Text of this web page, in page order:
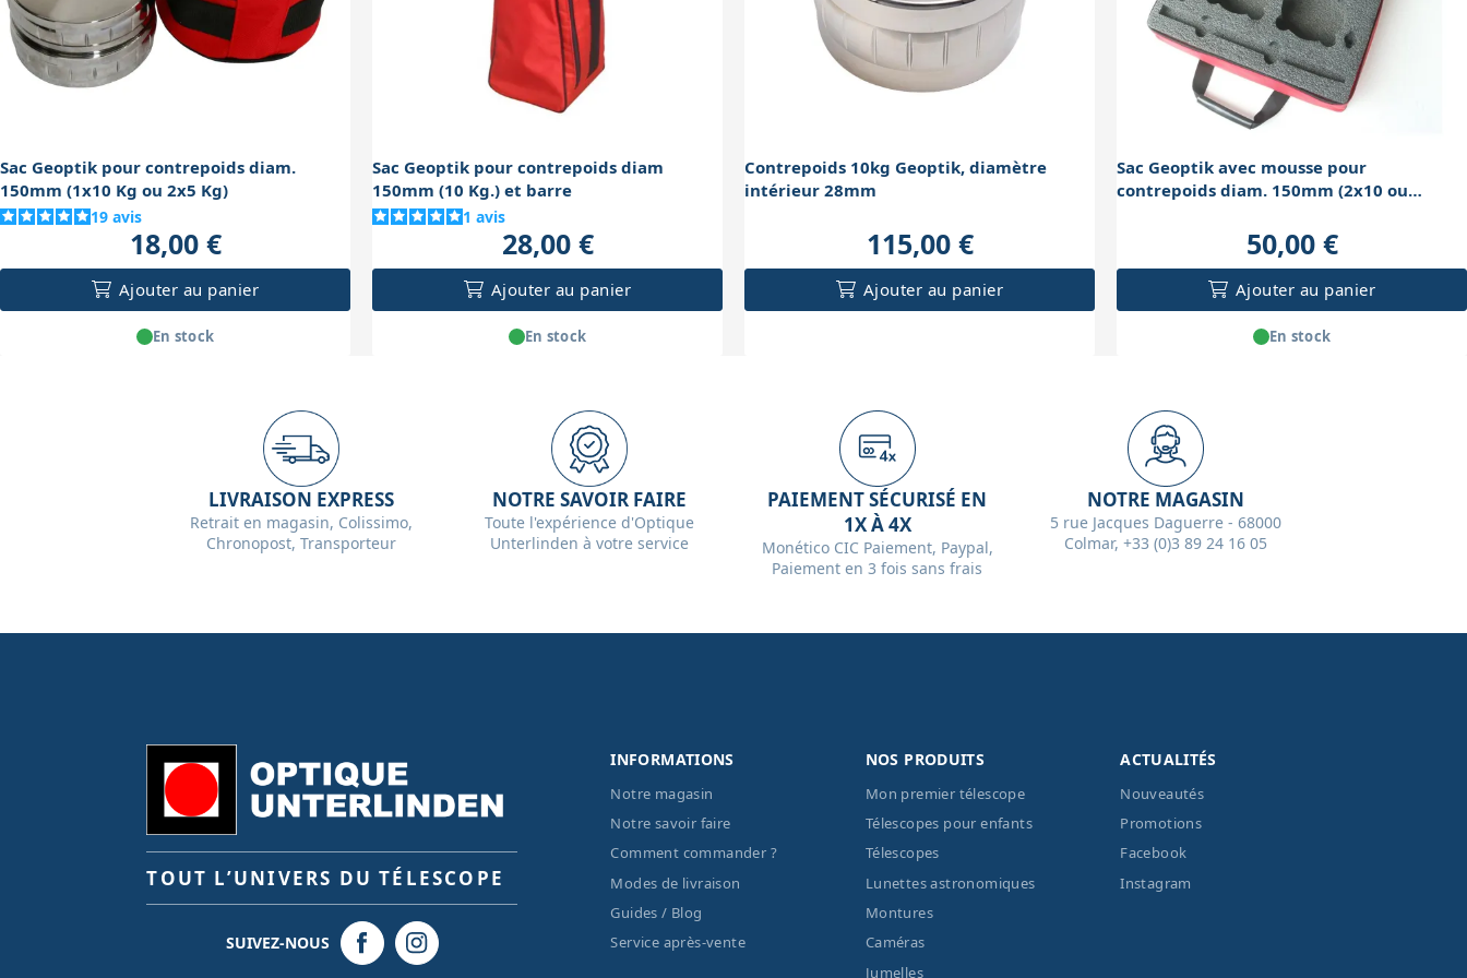
Sac Geoptik pour contrepoids diam.
150mm (1x10 Kg ou 2x5 Kg)
19 avis
18,00 €
Ajouter au panier
En stock
Sac Geoptik pour contrepoids diam
150mm (10 Kg.) et barre
1 avis
28,00 €
Ajouter au panier
En stock
Contrepoids 10kg Geoptik, diamètre
intérieur 28mm
115,00 €
Ajouter au panier
Sac Geoptik avec mousse pour
contrepoids diam. 150mm (2x10 ou
50,00 €
Ajouter au panier
En stock
LIVRAISON EXPRESS
Retrait en magasin, Colissimo,
Chronopost, Transporteur
NOTRE SAVOIR FAIRE
Toute l'expérience d'Optique
Unterlinden à votre service
PAIEMENT SÉCURISÉ EN
1X À 4X
Monético CIC Paiement, Paypal,
Paiement en 3 fois sans frais
NOTRE MAGASIN
5 rue Jacques Daguerre - 68000
Colmar, +33 (0)3 89 24 16 05
TOUT L’UNIVERS DU TÉLESCOPE
SUIVEZ-NOUS
INFORMATIONS
Notre magasin
Notre savoir faire
Comment commander ?
Modes de livraison
Guides / Blog
Service après-vente
NOS PRODUITS
Mon premier télescope
Télescopes pour enfants
Télescopes
Lunettes astronomiques
Montures
Caméras
Jumelles
ACTUALITÉS
Nouveautés
Promotions
Facebook
Instagram